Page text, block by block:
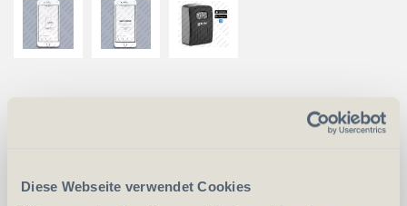
Diese Webseite verwendet Cookies
Rieffel Schlüsselbox Managen mit